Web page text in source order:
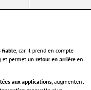
fiable, car il prend en compte
et permet un retour en arrière en
aux applications, augmentent